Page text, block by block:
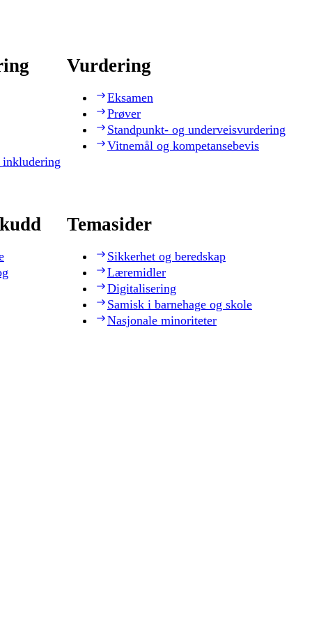
Vurdering
Eksamen
Prøver
Standpunkt- og underveisvurdering
Vitnemål og kompetansebevis
Temasider
Sikkerhet og beredskap
Læremidler
Digitalisering
Samisk i barnehage og skole
Nasjonale minoriteter